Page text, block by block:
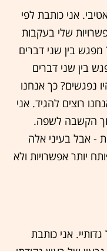
אני כותבת לפי
שלי בעקבות
מפגש בין שני דברים
בין שני דברים
נפגשים? כך אנחנו
רוצים להגיד. אני
הקשבה לשפה.
- אבל בעיני אלה
יותר אפשרויות ולא
אני כותבת